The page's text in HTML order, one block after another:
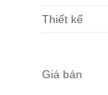
Thiết kế
Giá bán